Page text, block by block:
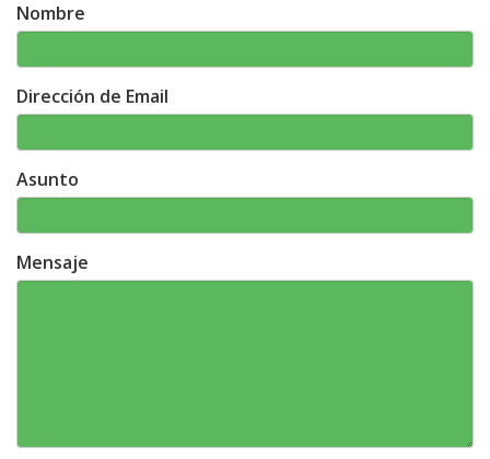
Nombre
Dirección de Email
Asunto
Mensaje